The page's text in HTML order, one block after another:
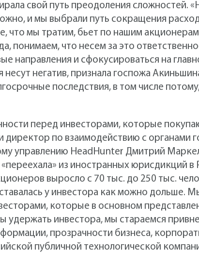
свой путь преодоления сложностей.
и мы выбрали путь сокращения
что мы тратим, бьет по нашим
понимаем, что несем за это
направления и сфокусироваться на
несут негатив, признала госпожа
последствия, в том числе
перед инвесторами, которые
директор по взаимодействию с органами
управлению HeadHunter Дмитрий
из иностранных юрисдикций
выросло с 70 тыс. до 250 тыс.
у инвестора как можно дольше.
которые в основном
удержать инвестора, мы стараемся
прозрачности бизнеса,
публичной технологической